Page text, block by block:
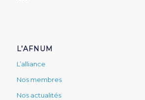
L’AFNUM
L’alliance
Nos membres
Nos actualités